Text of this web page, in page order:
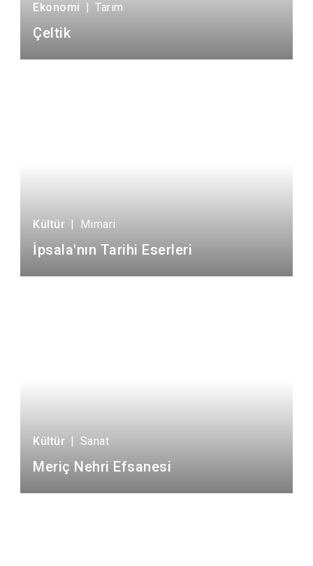
Ekonomi | Tarım
Çeltik
Kültür | Mimari
İpsala'nın Tarihi Eserleri
Kültür | Sanat
Meriç Nehri Efsanesi